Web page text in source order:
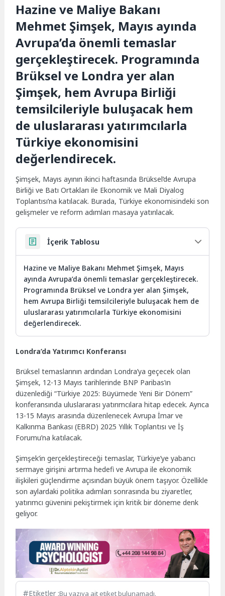
Hazine ve Maliye Bakanı
Mehmet Şimşek, Mayıs ayında
Avrupa’da önemli temaslar
gerçekleştirecek. Programında
Brüksel ve Londra yer alan
Şimşek, hem Avrupa Birliği
temsilcileriyle buluşacak hem
de uluslararası yatırımcılarla
Türkiye ekonomisini
değerlendirecek.
Şimşek, Mayıs ayının ikinci haftasında Brüksel’de Avrupa
Birliği ve Batı Ortakları ile Ekonomik ve Mali Diyalog
Toplantısı’na katılacak. Burada, Türkiye ekonomisindeki son
gelişmeler ve reform adımları masaya yatırılacak.
İçerik Tablosu
Hazine ve Maliye Bakanı Mehmet Şimşek, Mayıs
ayında Avrupa’da önemli temaslar gerçekleştirecek.
Programında Brüksel ve Londra yer alan Şimşek,
hem Avrupa Birliği temsilcileriyle buluşacak hem de
uluslararası yatırımcılarla Türkiye ekonomisini
değerlendirecek.
Londra’da Yatırımcı Konferansı
Brüksel temaslarının ardından Londra’ya geçecek olan
Şimşek, 12-13 Mayıs tarihlerinde BNP Paribas’ın
düzenlediği “Türkiye 2025: Büyümede Yeni Bir Dönem”
konferansında uluslararası yatırımcılara hitap edecek. Ayrıca
13-15 Mayıs arasında düzenlenecek Avrupa İmar ve
Kalkınma Bankası (EBRD) 2025 Yıllık Toplantısı ve İş
Forumu’na katılacak.
Şimşek’in gerçekleştireceği temaslar, Türkiye’ye yabancı
sermaye girişini artırma hedefi ve Avrupa ile ekonomik
ilişkileri güçlendirme açısından büyük önem taşıyor. Özellikle
son aylardaki politika adımları sonrasında bu ziyaretler,
yatırımcı güvenini pekiştirmek için kritik bir döneme denk
geliyor.
Etiketler :Bu yazıya ait etiket bulunamadı.